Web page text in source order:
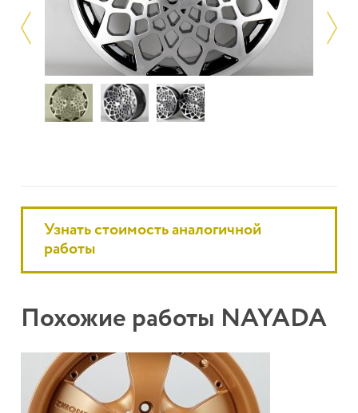
Узнать стоимость аналогичной
работы
Похожие работы NAYADA